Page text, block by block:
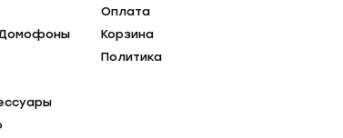
Оплата
Корзина
Политика